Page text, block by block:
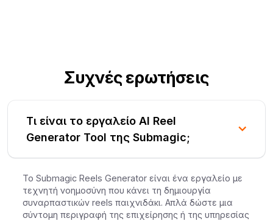
Συχνές ερωτήσεις
Τι είναι το εργαλείο AI Reel
Generator Tool της Submagic;
Το Submagic Reels Generator είναι ένα εργαλείο με
τεχνητή νοημοσύνη που κάνει τη δημιουργία
συναρπαστικών reels παιχνιδάκι. Απλά δώστε μια
σύντομη περιγραφή της επιχείρησης ή της υπηρεσίας